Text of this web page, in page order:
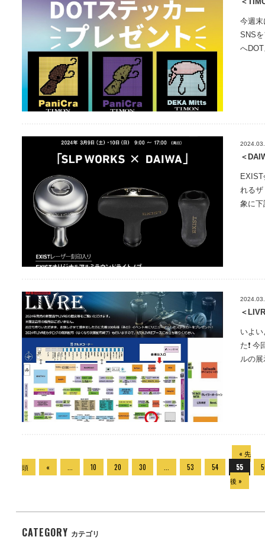
CATEGORY カテゴリ
今週
SNS
へ
＜
れる
象に
＜
いよ
た❗️
ルの
« 先
頭
« 10 20 30 53 54 55
後 »